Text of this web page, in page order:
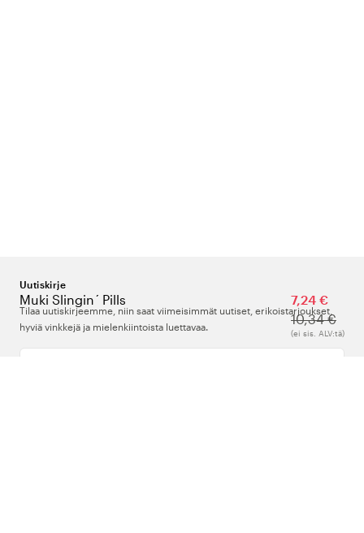
Muki Slingin´ Pills
7,24 €
10,34 €
(ei sis. ALV:tä)
Uutiskirje
Tilaa uutiskirjeemme, niin saat viimeisimmät uutiset, erikoistarjoukset,
hyviä vinkkejä ja mielenkiintoista luettavaa.
Kirjoita sähköpostiosoitteesi